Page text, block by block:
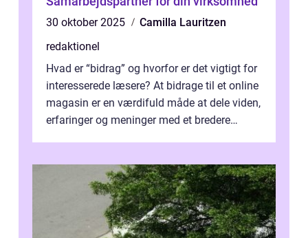
30 oktober 2025
Camilla Lauritzen
redaktionel
Hvad er “bidrag” og hvorfor er det vigtigt for
interesserede læsere? At bidrage til et online
magasin er en værdifuld måde at dele viden,
erfaringer og meninger med et bredere